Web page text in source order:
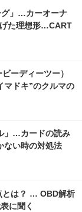
グ」…カーオーナ
た理想形…CART
ーディーツー）
ドキ”のクルマの
」…カードの読み
ない時の対処法
とは？ … OBD解析
に聞く